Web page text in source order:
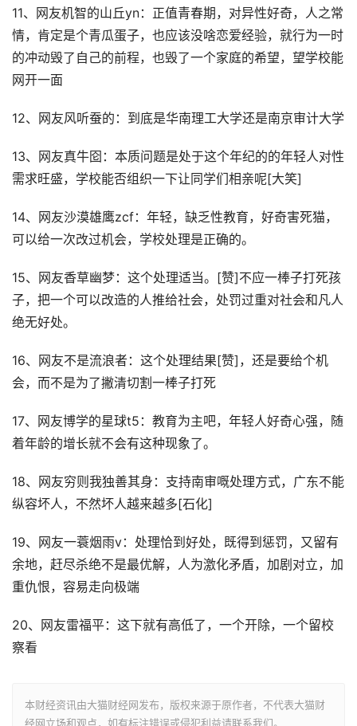
11、网友机智的山丘yn：正值青春期，对异性好奇，人之常
情，肯定是个青瓜蛋子，也应该没啥恋爱经验，就行为一时
的冲动毁了自己的前程，也毁了一个家庭的希望，望学校能
网开一面
12、网友风听蚕的：到底是华南理工大学还是南京审计大学
13、网友真牛囵：本质问题是处于这个年纪的的年轻人对性
需求旺盛，学校能否组织一下让同学们相亲呢[大笑]
14、网友沙漠雄鹰zcf：年轻，缺乏性教育，好奇害死猫，
可以给一次改过机会，学校处理是正确的。
15、网友香草幽梦：这个处理适当。[赞]不应一棒子打死孩
子，把一个可以改造的人推给社会，处罚过重对社会和凡人
绝无好处。
16、网友不是流浪者：这个处理结果[赞]，还是要给个机
会，而不是为了撇清切割一棒子打死
17、网友博学的星球t5：教育为主吧，年轻人好奇心强，随
着年龄的增长就不会有这种现象了。
18、网友穷则我独善其身：支持南审嘅处理方式，广东不能
纵容坏人，不然坏人越来越多[石化]
19、网友一蓑烟雨v：处理恰到好处，既得到惩罚，又留有
余地，赶尽杀绝不是最优解，人为激化矛盾，加剧对立，加
重仇恨，容易走向极端
20、网友雷福平：这下就有高低了，一个开除，一个留校
察看
本财经资讯由大猫财经网发布，版权来源于原作者，不代表大猫财
经网立场和观点，如有标注错误或侵犯利益请联系我们。